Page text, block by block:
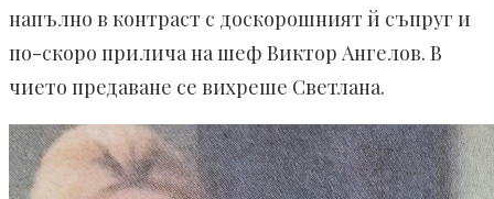
напълно в контраст с доскорошният й съпруг и
по-скоро прилича на шеф Виктор Ангелов. В
чието предаване се вихреше Светлана.